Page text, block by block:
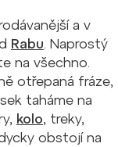
a v
Rabu. Naprostý
na všechno.
otřepaná fráze,
taháme na
kolo, treky,
obstojí na